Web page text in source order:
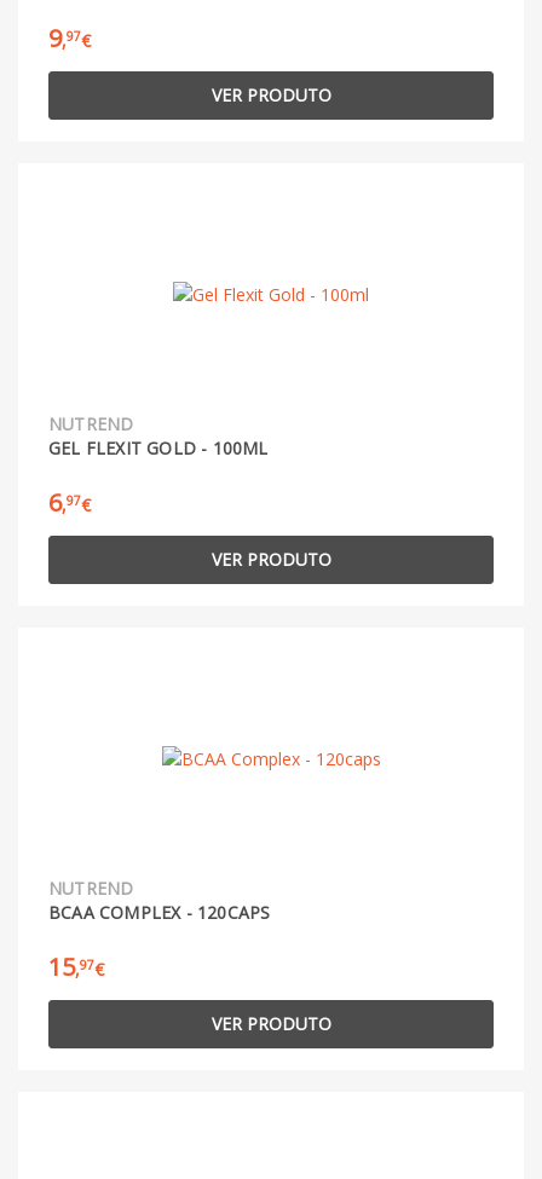
9,97€
VER PRODUTO
NUTREND
GEL FLEXIT GOLD - 100ML
6,97€
VER PRODUTO
NUTREND
BCAA COMPLEX - 120CAPS
15,97€
VER PRODUTO